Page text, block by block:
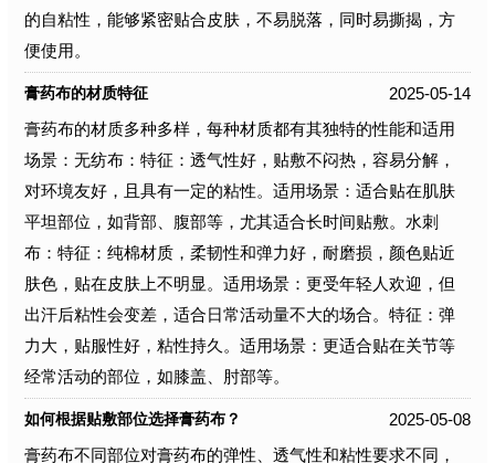
的自粘性，能够紧密贴合皮肤，不易脱落，同时易撕揭，方
便使用。
膏药布的材质特征
2025-05-14
膏药布的材质多种多样，每种材质都有其独特的性能和适用
场景：无纺布：特征：透气性好，贴敷不闷热，容易分解，
对环境友好，且具有一定的粘性。适用场景：适合贴在肌肤
平坦部位，如背部、腹部等，尤其适合长时间贴敷。水刺
布：特征：纯棉材质，柔韧性和弹力好，耐磨损，颜色贴近
肤色，贴在皮肤上不明显。适用场景：更受年轻人欢迎，但
出汗后粘性会变差，适合日常活动量不大的场合。特征：弹
力大，贴服性好，粘性持久。适用场景：更适合贴在关节等
经常活动的部位，如膝盖、肘部等。
如何根据贴敷部位选择膏药布？
2025-05-08
膏药布不同部位对膏药布的弹性、透气性和粘性要求不同，